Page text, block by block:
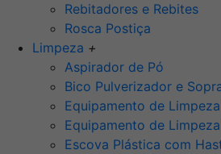
Rebitadores e Rebites
Rosca Postiça
Limpeza +
Aspirador de Pó
Bico Pulverizador e
Equipamento de
Equipamento de
Escova Plástica com